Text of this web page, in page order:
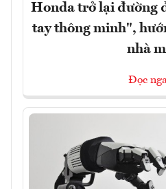
Honda trở lại đường
tay thông minh",
nhà
Đọc